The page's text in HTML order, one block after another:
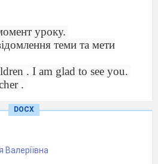
уроку.
теми та мети
. I am glad to see you.
.
We have guests today.
favourite toys, we’ll
question “ Is this a …? Yes,
DOCX
Валеріївна